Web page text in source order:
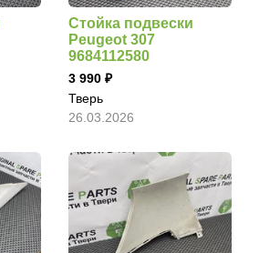
Стойка подвески
Peugeot 307
9684112580
3 990
Тверь
26.03.2026